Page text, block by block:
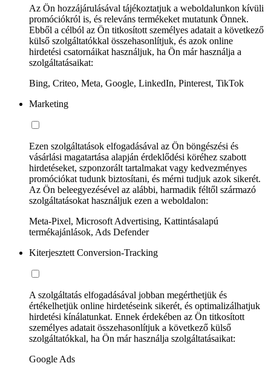
Az Ön hozzájárulásával tájékoztatjuk a weboldalunkon kívüli
promóciókról is, és releváns termékeket mutatunk Önnek.
Ebből a célból az Ön titkosított személyes adatait a következő
külső szolgáltatókkal összehasonlítjuk, és azok online
hirdetési csatornáikat használjuk, ha Ön már használja a
szolgáltatásaikat:
Bing, Criteo, Meta, Google, LinkedIn, Pinterest, TikTok
Marketing
Ezen szolgáltatások elfogadásával az Ön böngészési és
vásárlási magatartása alapján érdeklődési köréhez szabott
hirdetéseket, szponzorált tartalmakat vagy kedvezményes
promóciókat tudunk biztosítani, és mérni tudjuk azok sikerét.
Az Ön beleegyezésével az alábbi, harmadik féltől származó
szolgáltatásokat használjuk ezen a weboldalon:
Meta-Pixel, Microsoft Advertising, Kattintásalapú
termékajánlások, Ads Defender
Kiterjesztett Conversion-Tracking
A szolgáltatás elfogadásával jobban megérthetjük és
értékelhetjük online hirdetéseink sikerét, és optimalizálhatjuk
hirdetési kínálatunkat. Ennek érdekében az Ön titkosított
személyes adatait összehasonlítjuk a következő külső
szolgáltatókkal, ha Ön már használja szolgáltatásaikat:
Google Ads